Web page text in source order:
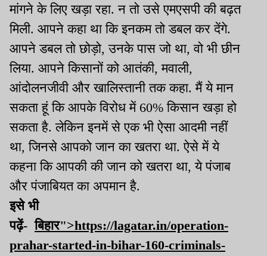
मांगने के लिए खड़ा रहा. न तो उसे एमएसपी की बढ़त
मिली. आपने कहा था कि इनकम तो डबल कर देंगे.
आपने डबल तो छोड़ो, उनके पास जो था, वो भी छीन
लिया. आपने किसानों को आतंकी, मवाली,
आंदोलनजीवी और खालिस्तानी तक कहा. मैं ये मान
सकता हूं कि आपके विरोध में 60% किसान खड़ा हो
सकता है. लेकिन इनमें से एक भी ऐसा आदमी नहीं
था, जिनसे आपको जान का खतरा था. ऐसे में ये
कहना कि आपकी की जान को खतरा था, ये पंजाब
और पंजाबियत का अपमान है.
इसे भी
पढ़ें-बिहार">https://lagatar.in/operation-
prahar-started-in-bihar-160-criminals-